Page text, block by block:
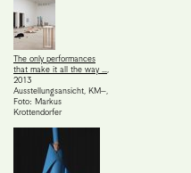
The only performances
that make it all the way …,
2013
Ausstellungsansicht, KM–,
Foto: Markus
Krottendorfer